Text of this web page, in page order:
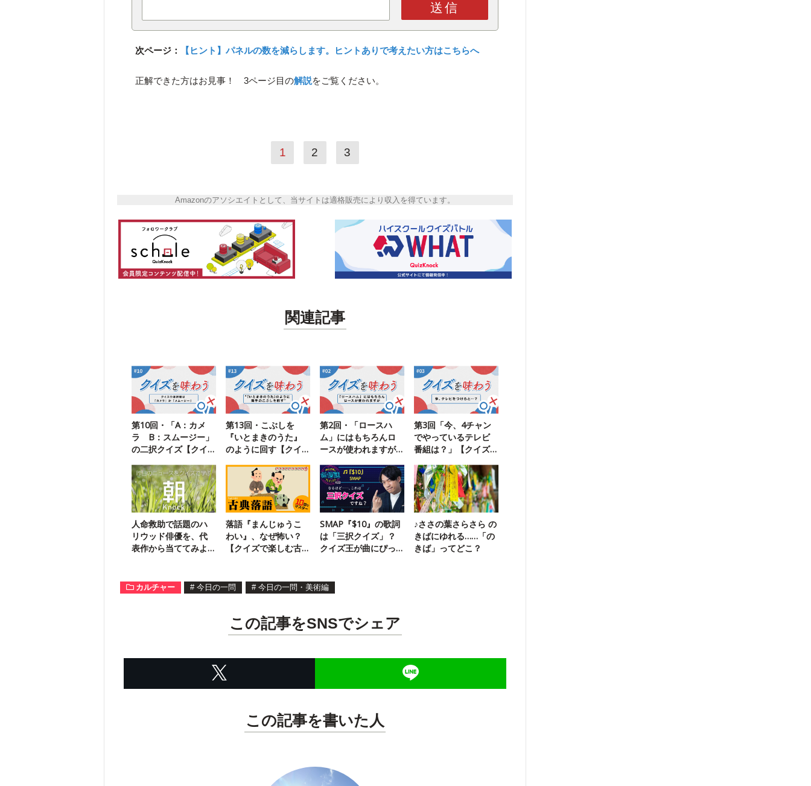
送信
次ページ： 【ヒント】パネルの数を減らします。ヒントありで考えたい方はこちらへ
正解できた方はお見事！ 3ページ目の解説をご覧ください。
1 2 3
Amazonのアソシエイトとして、当サイトは適格販売により収入を得ています。
関連記事
第10回・「A：カメ
ラ B：スムージー」
の二択クイズ【クイ
第13回・こぶしを
『いとまきのうた』
のように回す【クイ
第2回・「ロースハ
ム」にはもちろんロ
ースが使われますが
第3回「今、4チャン
でやっているテレビ
番組は？」【クイズ
人命救助で話題のハ
リウッド俳優を、代
表作から当ててみよ
落語『まんじゅうこ
わい』、なぜ怖い？
【クイズで楽しむ古
SMAP『$10』の歌詞
は「三択クイズ」？
クイズ王が曲にぴっ
♪ささの葉さらさら の
きばにゆれる……「の
きば」ってどこ？
カルチャー # 今日の一問 # 今日の一問・美術編
この記事をSNSでシェア
この記事を書いた人